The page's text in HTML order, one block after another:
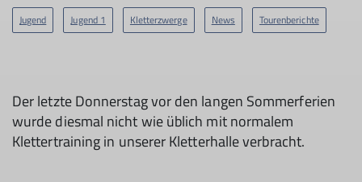
Jugend Jugend 1 Kletterzwerge News Tourenberichte
Der letzte Donnerstag vor den langen Sommerferien
wurde diesmal nicht wie üblich mit normalem
Klettertraining in unserer Kletterhalle verbracht.